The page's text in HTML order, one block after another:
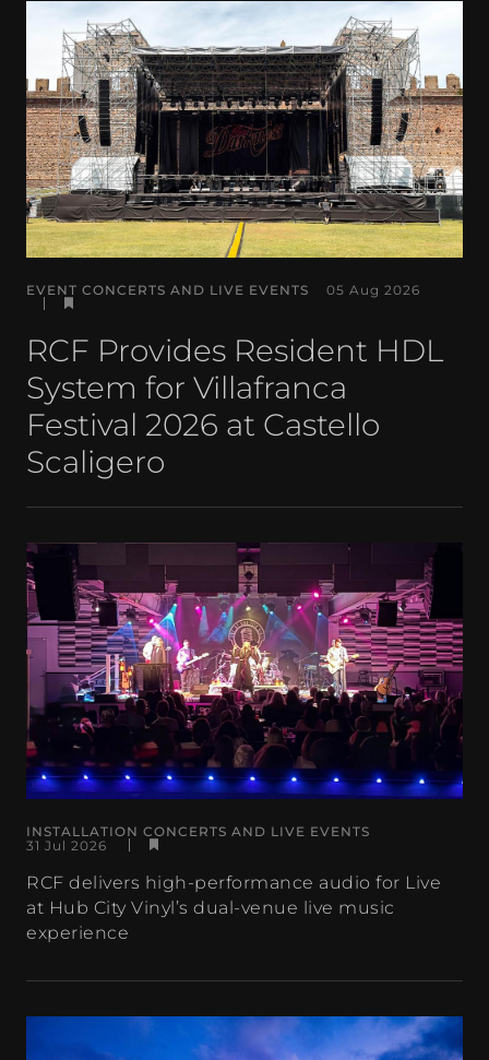
EVENT CONCERTS AND LIVE EVENTS 05 Aug 2026
RCF Provides Resident HDL
System for Villafranca
Festival 2026 at Castello
Scaligero
INSTALLATION CONCERTS AND LIVE EVENTS
31 Jul 2026
RCF delivers high-performance audio for Live
at Hub City Vinyl’s dual-venue live music
experience